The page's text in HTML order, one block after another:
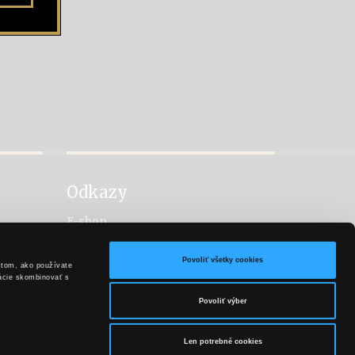
ako používate
skombinovať s
Povoliť všetky cookies
Povoliť výber
Len potrebné cookies
Odkazy
E-shop
Facebook
Hubert Sekt